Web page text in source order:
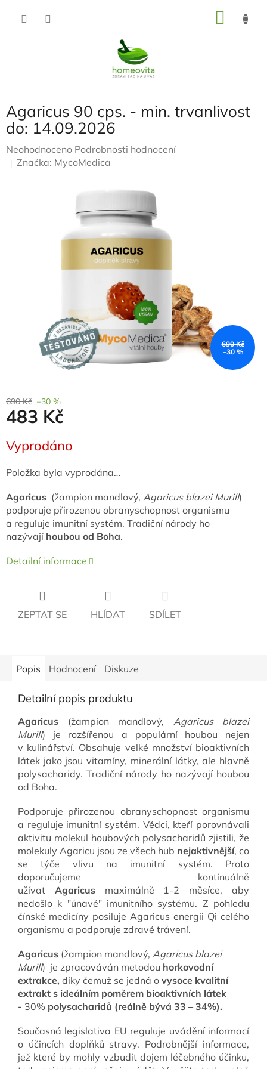
Agaricus 90 cps. - min. trvanlivost
do: 14.09.2026
Průměrné
hodnocení
Neohodnoceno Podrobnosti hodnocení
Značka: MycoMedica
690 Kč
–30 %
690 Kč –30 %
483 Kč
cena:
Vyprodáno
Položka byla vyprodána…
Agaricus (žampion mandlový, Agaricus blazei Murill)
podporuje přirozenou obranyschopnost organismu
a reguluje imunitní systém. Tradiční národy ho
nazývají houbou od Boha.
Detailní informace
ZEPTAT SE HLÍDAT SDÍLET
Popis Hodnocení Diskuze
Detailní popis produktu
Agaricus (žampion mandlový, Agaricus blazei
Murill) je rozšířenou a populární houbou nejen
v kulinářství. Obsahuje velké množství bioaktivních
látek jako jsou vitamíny, minerální látky, ale hlavně
polysacharidy. Tradiční národy ho nazývají houbou
od Boha.
Podporuje přirozenou obranyschopnost organismu
a reguluje imunitní systém. Vědci, kteří porovnávali
aktivitu molekul houbových polysacharidů zjistili, že
molekuly Agaricu jsou ze všech hub nejaktivnější, co
se týče vlivu na imunitní systém. Proto
doporučujeme kontinuálně
užívat Agaricusmaximálně 1-2 měsíce, aby
nedošlo k "únavě" imunitního systému. Z pohledu
čínské medicíny posiluje Agaricus energii Qi celého
organismu a podporuje zdravé trávení.
Agaricus (žampion mandlový, Agaricus blazei
Murill) je zpracováván metodou horkovodní
extrakce, díky čemuž se jedná o vysoce kvalitní
extrakt s ideálním poměrem bioaktivních látek
- 30% polysacharidů (reálně bývá 33 – 34%).
Současná legislativa EU reguluje uvádění informací
o účincích doplňků stravy. Podrobnější informace,
jež které by mohly vzbudit dojem léčebného účinku,